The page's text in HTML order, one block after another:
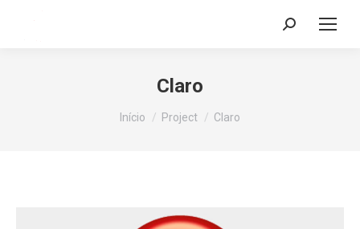
Search:
Claro
Você está aqui:
Início Project Claro